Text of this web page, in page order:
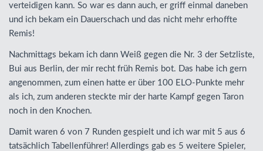
verteidigen kann. So war es dann auch, er griff einmal daneben
und ich bekam ein Dauerschach und das nicht mehr erhoffte
Remis!
Nachmittags bekam ich dann Weiß gegen die Nr. 3 der Setzliste,
Bui aus Berlin, der mir recht früh Remis bot. Das habe ich gern
angenommen, zum einen hatte er über 100 ELO-Punkte mehr
als ich, zum anderen steckte mir der harte Kampf gegen Taron
noch in den Knochen.
Damit waren 6 von 7 Runden gespielt und ich war mit 5 aus 6
tatsächlich Tabellenführer! Allerdings gab es 5 weitere Spieler,